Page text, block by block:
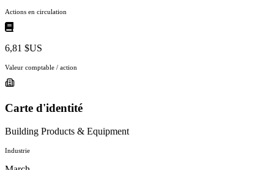
Actions en circulation
6,81 $US
Valeur comptable / action
Carte d'identité
Building Products & Equipment
Industrie